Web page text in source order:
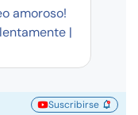
amoroso!
|
Suscribirse